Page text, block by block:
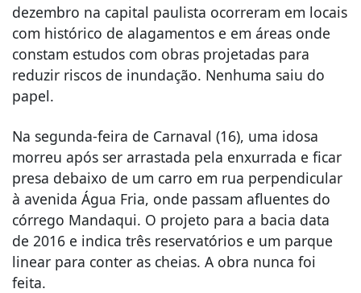
dezembro na capital paulista ocorreram em locais
com histórico de alagamentos e em áreas onde
constam estudos com obras projetadas para
reduzir riscos de inundação. Nenhuma saiu do
papel.
Na segunda-feira de Carnaval (16), uma idosa
morreu após ser arrastada pela enxurrada e ficar
presa debaixo de um carro em rua perpendicular
à avenida Água Fria, onde passam afluentes do
córrego Mandaqui. O projeto para a bacia data
de 2016 e indica três reservatórios e um parque
linear para conter as cheias. A obra nunca foi
feita.